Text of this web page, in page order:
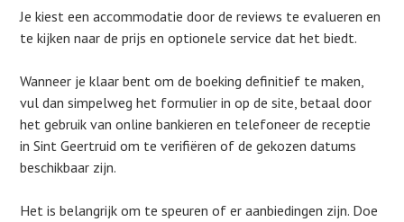
Je kiest een accommodatie door de reviews te evalueren en
te kijken naar de prijs en optionele service dat het biedt.
Wanneer je klaar bent om de boeking definitief te maken,
vul dan simpelweg het formulier in op de site, betaal door
het gebruik van online bankieren en telefoneer de receptie
in Sint Geertruid om te verifiëren of de gekozen datums
beschikbaar zijn.
Het is belangrijk om te speuren of er aanbiedingen zijn. Doe